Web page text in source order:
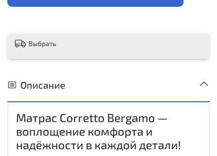
Выбрать
Описание
Матрас Corretto Bergamo —
воплощение комфорта и
надёжности в каждой детали!